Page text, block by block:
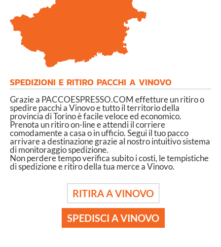
SPEDIZIONI E RITIRO PACCHI A VINOVO
Grazie a PACCOESPRESSO.COM effetture un ritiro o
spedire pacchi a Vinovo e tutto il territorio della
provincia di Torino è facile veloce ed economico.
Prenota un ritiro on-line e attendi il corriere
comodamente a casa o in ufficio. Segui il tuo pacco
arrivare a destinazione grazie al nostro intuitivo sistema
di monitoraggio spedizione.
Non perdere tempo verifica subito i costi, le tempistiche
di spedizione e ritiro della tua merce a Vinovo.
RITIRA A VINOVO
SPEDISCI A VINOVO